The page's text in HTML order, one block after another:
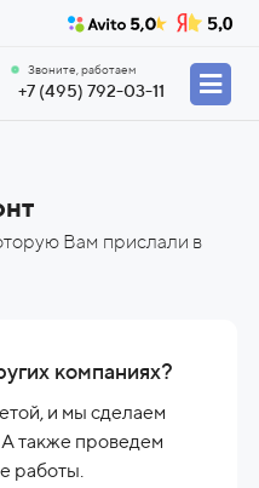
+7 (495) 792-03-11
Звоните, работаем
Вам прислали в
компаниях?
и мы сделаем
также проведем
работы.